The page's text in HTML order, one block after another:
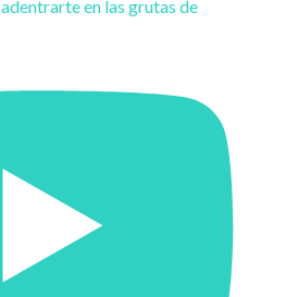
en las grutas de